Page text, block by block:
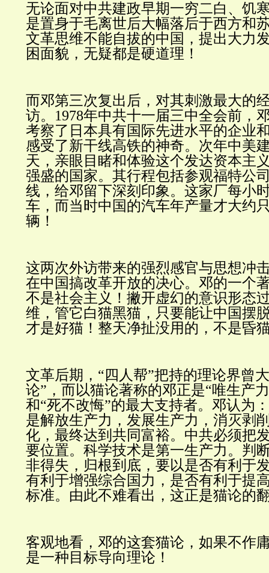
无论面对中共建政早期一穷二白、饥
是置身于毛离世后大幅落后于西方和
文革思维不能自拔的中国，提出大力
困面貌 ，无疑都是硬道理！
而邓第三次复出后，对其刺激最大的
访。1978年中共十一届三中全会前，
考察了日本具有国际先进水平的企业
感受了新干线高铁的神奇。次年中美
天，亲眼目睹和体验这个发达资本主
强盛的国家。其行程包括参观福特公
线，给邓留下深刻印象。这家厂每小
车，而当时中国的汽车年产量才大约
辆！
这两次外访带来的强烈感官与思想冲
在中国搞改革开放的决心。邓的一个
不是社会主义！撇开虚幻的意识形态
维，管它白猫黑猫，只要能让中国摆
才是好猫！整天净扯没用的，不是昏
文革后期，“四人帮”把持的理论界曾
论”，而以猫论著称的邓正是“唯生产
和“死不改悔”的最大支持者。邓认为
是解放生产力，发展生产力，消灭剥
化，最终达到共同富裕。中共必须把
要位置。科学技术是第一生产力。判
非得失，归根到底，要以是否有利于
有利于增强综合国力，是否有利于提
标准。由此不难看出，这正是猫论的
客观地看，邓的这套猫论，如果不作
是一种目标导向理论！